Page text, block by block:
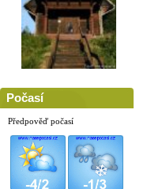
Počasí
Předpověď počasí